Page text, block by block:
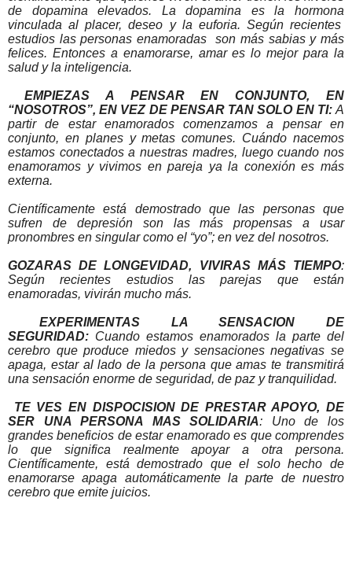
de dopamina elevados. La dopamina es la hormona
vinculada al placer, deseo y la euforia. Según recientes
estudios las personas enamoradas son más sabias y más
felices. Entonces a enamorarse, amar es lo mejor para la
salud y la inteligencia.
EMPIEZAS A PENSAR EN CONJUNTO, EN
“NOSOTROS”, EN VEZ DE PENSAR TAN SOLO EN TI:A
partir de estar enamorados comenzamos a pensar en
conjunto, en planes y metas comunes. Cuándo nacemos
estamos conectados a nuestras madres, luego cuando nos
enamoramos y vivimos en pareja ya la conexión es más
externa.
Científicamente está demostrado que las personas que
sufren de depresión son las más propensas a usar
pronombres en singular como el “yo”; en vez del nosotros.
GOZARAS DE LONGEVIDAD, VIVIRAS MÁS TIEMPO:
Según recientes estudios las parejas que están
enamoradas, vivirán mucho más.
EXPERIMENTAS LA SENSACION DE
SEGURIDAD: Cuando estamos enamorados la parte del
cerebro que produce miedos y sensaciones negativas se
apaga, estar al lado de la persona que amas te transmitirá
una sensación enorme de seguridad, de paz y tranquilidad.
TE VES EN DISPOCISION DE PRESTAR APOYO, DE
SER UNA PERSONA MAS SOLIDARIA: Uno de los
grandes beneficios de estar enamorado es que comprendes
lo que significa realmente apoyar a otra persona.
Científicamente, está demostrado que el solo hecho de
enamorarse apaga automáticamente la parte de nuestro
cerebro que emite juicios.